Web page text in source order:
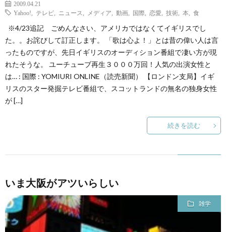
に
て
2009.04.21
Yahoo!
テレビ ニュース メディア 動画 国際 恋愛 技術 本 食
※4/23追記 ごめんなさい、アメリカではなくてイギリスでし
た。。お詫びして訂正します。 「歌は心よ！」とは昔の偉い人は言
ったものですが、先日イギリスのオーディション番組で凄い方が現
れたそうな。 ユーチューブ再生３０００万回！人気の出演女性と
は… : 国際 : YOMIURI ONLINE（読売新聞） 【ロンドン支局】イギ
リスのスター発掘テレビ番組で、スコットランドの無名の独身女性
が […]
続きを読む
いま大阪がアツいらしい
雑学